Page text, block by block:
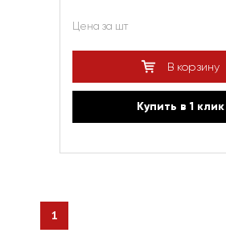
Цена за шт
В корзину
Купить в 1 клик
1